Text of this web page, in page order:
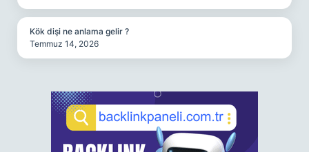
Kök dişi ne anlama gelir ?
Temmuz 14, 2026